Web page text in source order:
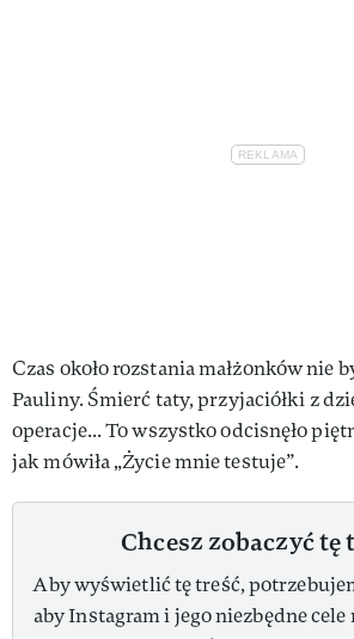
Czas około rozstania małżonków nie
Pauliny. Śmierć taty, przyjaciółki z
operacje... To wszystko odcisnęło
jak mówiła „Życie mnie testuje”.
Chcesz zobaczyć tę
Aby wyświetlić tę treść,
aby Instagram i jego niezbędne cele